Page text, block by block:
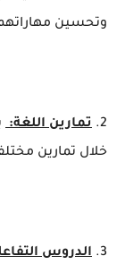
وتحسين مهاراتهم
2. تمارين اللغة:
خلال تمارين
3. الدروس